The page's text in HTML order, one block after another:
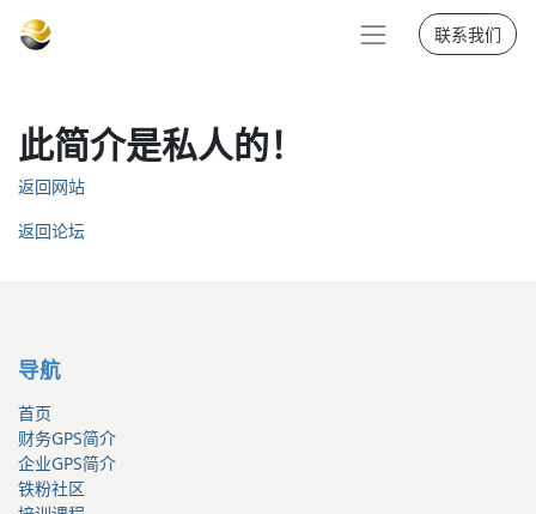
联系我们
此简介是私人的！
返回网站
返回论坛
导航
首页
财务GPS简介
企业GPS简介
铁粉社区